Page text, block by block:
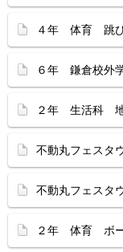
４年 体育 跳び
６年 鎌倉校外
２年 生活科 地
不動丸フェス
不動丸フェス
２年 体育 ボ